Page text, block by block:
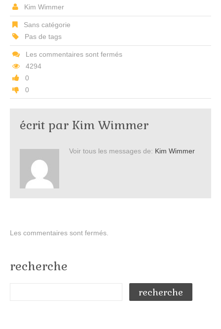
Kim Wimmer
Sans catégorie
Pas de tags
Les commentaires sont fermés
4294
0
0
écrit par Kim Wimmer
Voir tous les messages de: Kim Wimmer
Les commentaires sont fermés.
recherche